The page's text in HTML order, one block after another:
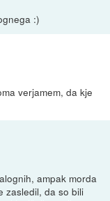
:)
verjamem, da kje
ampak morda
zasledil, da so bili